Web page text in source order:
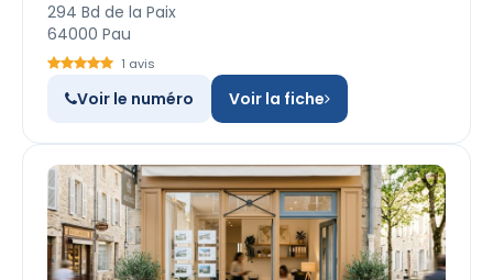
294 Bd de la Paix
64000 Pau
1 avis
Voir le numéro Voir la fiche